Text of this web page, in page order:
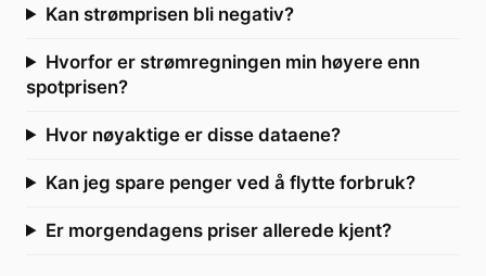
Kan strømprisen bli negativ?
Hvorfor er strømregningen min høyere enn
spotprisen?
Hvor nøyaktige er disse dataene?
Kan jeg spare penger ved å flytte forbruk?
Er morgendagens priser allerede kjent?